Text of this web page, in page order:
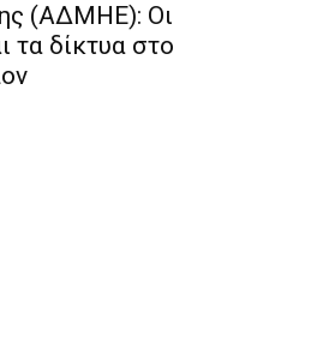
(ΑΔΜΗΕ): Οι
τα δίκτυα στο